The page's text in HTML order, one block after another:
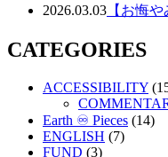
2026.03.03 【お悔
CATEGORIES
ACCESSIBILITY
Earth ♾️ Pieces (14)
ENGLISH (7)
FUND (3)